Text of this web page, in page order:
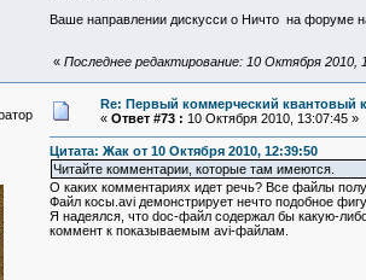
Ваше направлении дискусси о Ничто на форуме
« Последнее редактирование: 10 Октября 2010,
Re: Первый коммерческий квантовый
« Ответ #73 : 10 Октября 2010, 13:07:45 »
Цитата: Жак от 10 Октября 2010, 12:39:50
Читайте комментарии, которые там имеются.
О каких комментариях идет речь? Все файлы
Файл косы.avi демонстрирует нечто подобное
Я надеялся, что doc-файл содержал бы какую-
коммент к показываемым avi-файлам.